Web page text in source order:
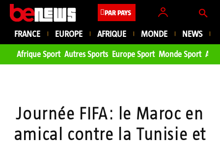
PAR PAYS
FRANCE EUROPE AFRIQUE MONDE NEWS
Afrique Sport Autres Sports Europe Sport Monde Sport
Journée FIFA: le Maroc en
amical contre la Tunisie et